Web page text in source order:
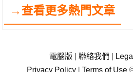
→查看更多熱門文章
電腦版 聯絡我們 Legal
Privacy Policy
Terms of Use